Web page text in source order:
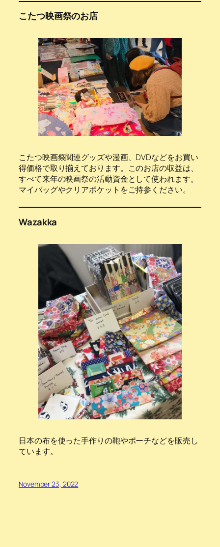
こたつ映画祭のお店
こたつ映画祭関連グッズや漫画、DVDなどをお買い
得価格で取り揃えております。このお店の収益は、
すべて来年の映画祭の活動資金として使われます。
マイバッグやクリアポケットをご持参ください。
Wazakka
日本の布を使った手作りの鞄やポーチなどを販売し
ています。
November 23, 2022